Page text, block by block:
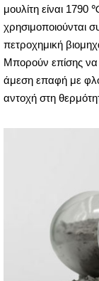
μουλίτη είναι
χρησιμοποιούνται
πετροχημική
Μπορούν επίσης να
άμεση επαφή με
αντοχή στη